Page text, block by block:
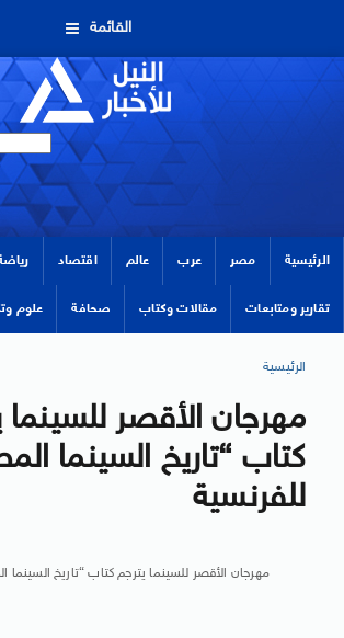
القائمة
الرئيسية مصر عرب عالم اقتصاد
تقارير ومتابعات مقالات وكتاب صحافة علوم
الرئيسية
مهرجان الأقصر للسينما
كتاب “تاريخ السينما
للفرنسية